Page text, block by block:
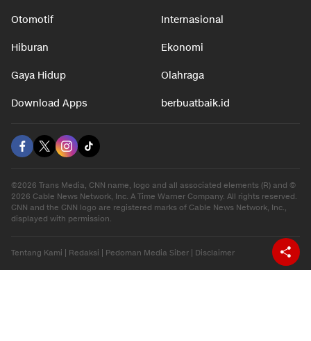
Otomotif Internasional
Hiburan Ekonomi
Gaya Hidup Olahraga
Download Apps berbuatbaik.id
©2026 Trans Media, CNN name, logo and all associated elements (R) and ©
2026 Cable News Network, Inc. A Time Warner Company. All rights reserved.
CNN and the CNN logo are registered marks of Cable News Network, Inc.,
displayed with permission.
Tentang Kami Redaksi Pedoman Media Siber Disclaimer